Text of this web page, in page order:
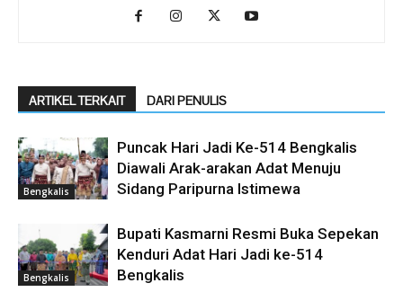
ARTIKEL TERKAIT DARI PENULIS
Bengkalis
Puncak Hari Jadi Ke-514 Bengkalis
Diawali Arak-arakan Adat Menuju
Sidang Paripurna Istimewa
Bengkalis
Bupati Kasmarni Resmi Buka Sepekan
Kenduri Adat Hari Jadi ke-514
Bengkalis